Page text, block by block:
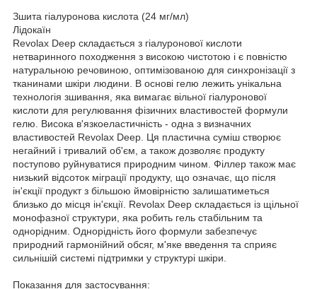
Зшита гіалуронова кислота (24 мг/мл)
Лідокаїн
Revolax Deep складається з гіалуронової кислоти
нетваринного походження з високою чистотою і є повністю
натуральною речовиною, оптимізованою для синхронізації з
тканинами шкіри людини. В основі гелю лежить унікальна
технологія зшивання, яка вимагає вільної гіалуронової
кислоти для регулювання фізичних властивостей формули
гелю. Висока в'язкоеластичність - одна з визначних
властивостей Revolax Deep. Ця пластична суміш створює
негайний і тривалий об'єм, а також дозволяє продукту
поступово руйнуватися природним чином. Філлер також має
низький відсоток міграції продукту, що означає, що після
ін'єкції продукт з більшою ймовірністю залишатиметься
близько до місця ін'єкції. Revolax Deep складається із щільної
монофазної структури, яка робить гель стабільним та
однорідним. Однорідність його формули забезпечує
природний гармонійний обсяг, м'яке введення та сприяє
сильнішій системі підтримки у структурі шкіри.
Показання для застосування: